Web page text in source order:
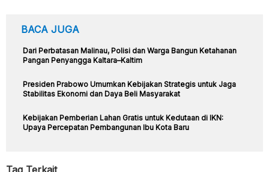
BACA JUGA
Dari Perbatasan Malinau, Polisi dan Warga Bangun Ketahanan
Pangan Penyangga Kaltara–Kaltim
Presiden Prabowo Umumkan Kebijakan Strategis untuk Jaga
Stabilitas Ekonomi dan Daya Beli Masyarakat
Kebijakan Pemberian Lahan Gratis untuk Kedutaan di IKN:
Upaya Percepatan Pembangunan Ibu Kota Baru
Tag Terkait